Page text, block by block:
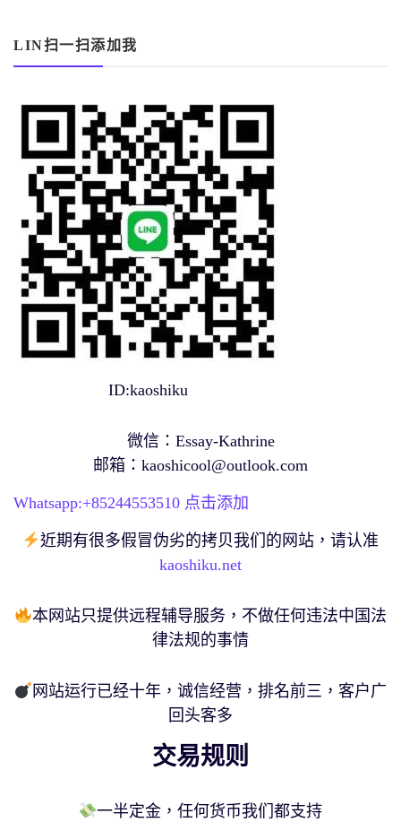
LIN扫一扫添加我
ID:kaoshiku
微信：Essay-Kathrine
邮箱： kaoshicool@outlook.com
Whatsapp:+85244553510 点击添加
近期有很多假冒伪劣的拷贝我们的网站，请认准
kaoshiku.net
本网站只提供远程辅导服务，不做任何违法中国法
律法规的事情
网站运行已经十年，诚信经营，排名前三，客户广
回头客多
交易规则
一半定金，任何货币我们都支持